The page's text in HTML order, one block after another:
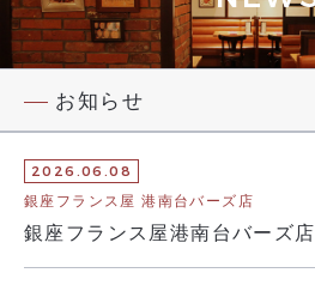
お知らせ
2026.06.08
銀座フランス屋 港南台バーズ店
銀座フランス屋港南台バーズ